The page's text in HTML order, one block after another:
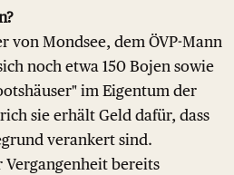
von Mondsee, dem ÖVP-Mann
noch etwa 150 Bojen sowie
im Eigentum der
sie erhält Geld dafür, dass
verankert sind.
bereits